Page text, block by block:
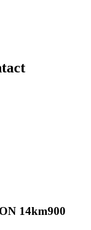
14km900